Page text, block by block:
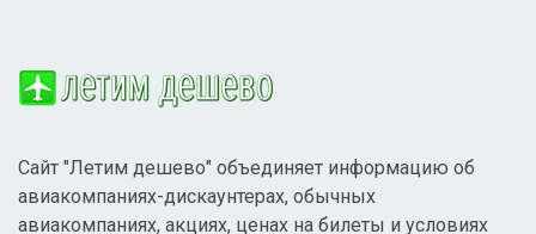
Сайт "Летим дешево" объединяет информацию об
авиакомпаниях-дискаунтерах, обычных
авиакомпаниях, акциях, ценах на билеты и условиях